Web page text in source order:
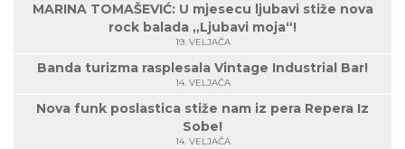
MARINA TOMAŠEVIĆ: U mjesecu ljubavi stiže nova
rock balada „Ljubavi moja“!
19. VELJAČA
Banda turizma rasplesala Vintage Industrial Bar!
14. VELJAČA
Nova funk poslastica stiže nam iz pera Repera Iz
Sobe!
14. VELJAČA